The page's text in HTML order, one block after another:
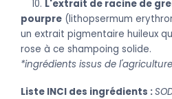
10. L'extrait de racine de
pourpre (lithopsermum
un extrait pigmentaire huileux
rose à ce shampoing solide.
*ingrédients issus de
Liste INCI des ingrédients :